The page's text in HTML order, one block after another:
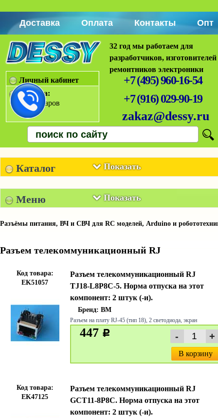
Доставка Оплата Контакты Опт
32 год мы работаем для
разработчиков,
ремонтников электроники
+7 (495) 960-16-54
+7 (916) 029-90-19
zakaz@dessy.ru
Личный кабинет
Корзина:
Нет товаров
Показать
Каталог
Показать
Меню
Разъёмы питания, ВЧ и СВЧ для RC моделей, Arduino и
Разъем телекоммуникационный RJ
Код товара:
EK51057
Разъем телекоммуникационный RJ
TJ18-L8P8C-5. Норма отпуска на этот
компонент: 2 штук (-и).
Бренд: BM
Разъем на плату RJ-45 (тип 18), 2 светодиода, экран
447 c
В корзину
Код товара:
EK47125
Разъем телекоммуникационный RJ
GCT11-8P8C. Норма отпуска на этот
компонент: 2 штук (-и).